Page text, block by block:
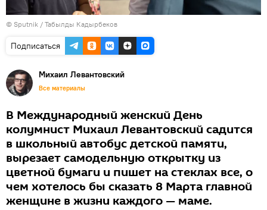
© Sputnik / Табылды Кадырбеков
Подписаться
Михаил Левантовский
Все материалы
В Международный женский День
колумнист Михаил Левантовский садится
в школьный автобус детской памяти,
вырезает самодельную открытку из
цветной бумаги и пишет на стеклах все, о
чем хотелось бы сказать 8 Марта главной
женщине в жизни каждого — маме.